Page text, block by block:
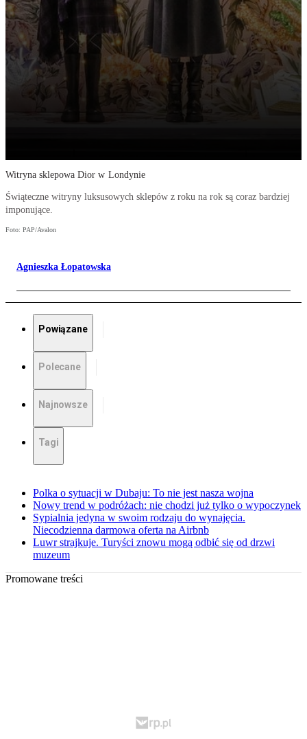
Witryna sklepowa Dior w Londynie
Świąteczne witryny luksusowych sklepów z roku na rok są coraz bardziej
imponujące.
Foto: PAP/Avalon
Agnieszka Łopatowska
Powiązane
Polecane
Najnowsze
Tagi
Polka o sytuacji w Dubaju: To nie jest nasza wojna
Nowy trend w podróżach: nie chodzi już tylko o wypoczynek
Sypialnia jedyna w swoim rodzaju do wynajęcia.
Niecodzienna darmowa oferta na Airbnb
Luwr strajkuje. Turyści znowu mogą odbić się od drzwi
muzeum
Promowane treści